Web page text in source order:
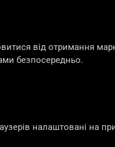
від отримання
безпосередньо.
налаштовані на